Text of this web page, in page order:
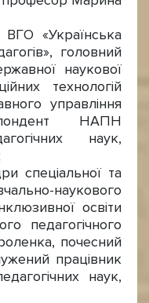
«Українська
головний
наукової
технологій
управління
НАПН
наук,
та
наукового
освіти
педагогічного
почесний
працівник
наук,